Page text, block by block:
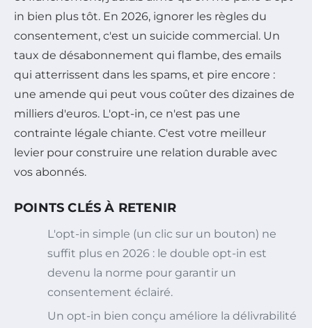
in bien plus tôt. En 2026, ignorer les règles du
consentement, c'est un suicide commercial. Un
taux de désabonnement qui flambe, des emails
qui atterrissent dans les spams, et pire encore :
une amende qui peut vous coûter des dizaines de
milliers d'euros. L'opt-in, ce n'est pas une
contrainte légale chiante. C'est votre meilleur
levier pour construire une relation durable avec
vos abonnés.
POINTS CLÉS À RETENIR
L'opt-in simple (un clic sur un bouton) ne
suffit plus en 2026 : le double opt-in est
devenu la norme pour garantir un
consentement éclairé.
Un opt-in bien conçu améliore la délivrabilité